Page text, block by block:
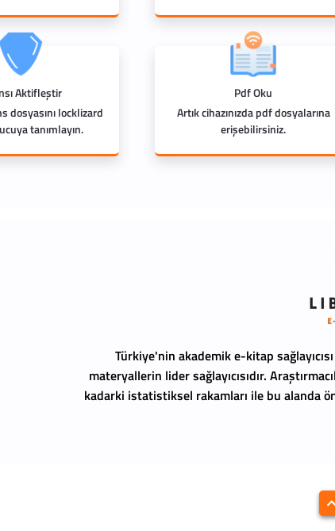
Aktifleştir
dosyasını locklizard
tanımlayın.
Pdf Oku
Artık cihazınızda pdf dosyalarına
erişebilirsiniz.
Türkiye'nin akademik e-kitap
materyallerin lider sağlayıcısıdır.
kadarki istatistiksel rakamları ile bu alanda